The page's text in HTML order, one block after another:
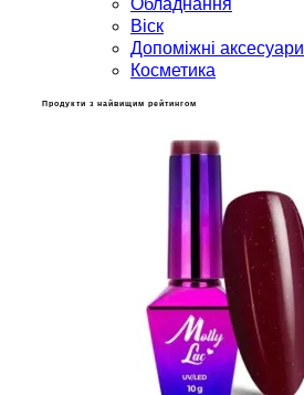
Обладнання
Віск
Допоміжні аксесуари
Косметика
Продукти з найвищим рейтингом